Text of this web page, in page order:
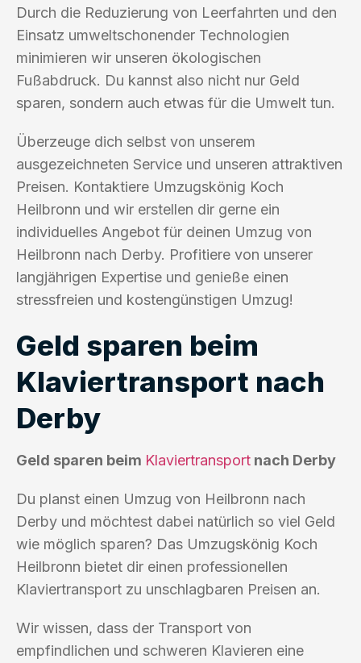
Durch die Reduzierung von Leerfahrten und den
Einsatz umweltschonender Technologien
minimieren wir unseren ökologischen
Fußabdruck. Du kannst also nicht nur Geld
sparen, sondern auch etwas für die Umwelt tun.
Überzeuge dich selbst von unserem
ausgezeichneten Service und unseren attraktiven
Preisen. Kontaktiere Umzugskönig Koch
Heilbronn und wir erstellen dir gerne ein
individuelles Angebot für deinen Umzug von
Heilbronn nach Derby. Profitiere von unserer
langjährigen Expertise und genieße einen
stressfreien und kostengünstigen Umzug!
Geld sparen beim
Klaviertransport nach
Derby
Geld sparen beim Klaviertransport nach Derby
Du planst einen Umzug von Heilbronn nach
Derby und möchtest dabei natürlich so viel Geld
wie möglich sparen? Das Umzugskönig Koch
Heilbronn bietet dir einen professionellen
Klaviertransport zu unschlagbaren Preisen an.
Wir wissen, dass der Transport von
empfindlichen und schweren Klavieren eine